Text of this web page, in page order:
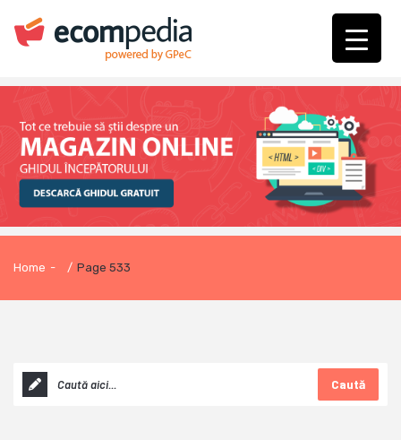
Home - / Page 533
Caută